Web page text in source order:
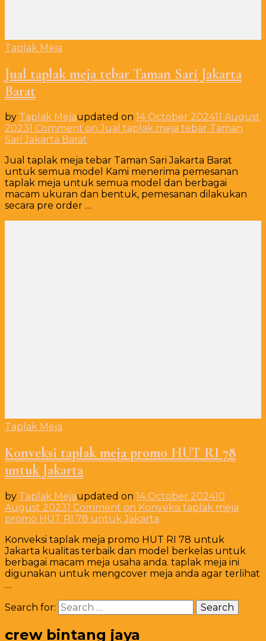
Taplak Meja
Jual taplak meja tebar Taman Sari Jakarta
Barat
by Taplak Mejaupdated on 14 October 202411 August
20231 Comment on Jual taplak meja tebar Taman
Sari Jakarta Barat
Jual taplak meja tebar Taman Sari Jakarta Barat
untuk semua model Kami menerima pemesanan
taplak meja untuk semua model dan berbagai
macam ukuran dan bentuk, pemesanan dilakukan
secara pre order …
Taplak Meja
Konveksi taplak meja promo HUT RI 78
untuk Jakarta
by Taplak Mejaupdated on 14 October 202410
August 20231 Comment on Konveksi taplak meja
promo HUT RI 78 untuk Jakarta
Konveksi taplak meja promo HUT RI 78 untuk
Jakarta kualitas terbaik dan model berkelas untuk
berbagai macam meja usaha anda. taplak meja ini
digunakan untuk mengcover meja anda agar terlihat
…
Search for:
crew bintang jaya